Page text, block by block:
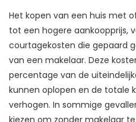
Het kopen van een huis met
tot een hogere aankoopprijs,
courtagekosten die gepaard
van een makelaar. Deze
percentage van de
kunnen oplopen en de totale
verhogen. In sommige
kiezen om zonder makelaar